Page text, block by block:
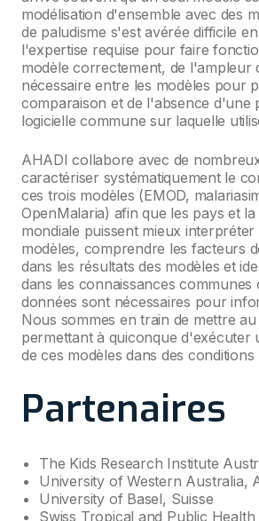
modélisation d'ensemble avec des
de paludisme s'est avérée difficile
l'expertise requise pour faire
modèle correctement, de l'ampleur
nécessaire entre les modèles pour
comparaison et de l'absence d'une
logicielle commune sur laquelle
AHADI collabore avec de
caractériser systématiquement le
ces trois modèles (EMOD,
OpenMalaria) afin que les pays et
mondiale puissent mieux interpréter
modèles, comprendre les facteurs
dans les résultats des modèles et
dans les connaissances communes
données sont nécessaires pour
Nous sommes en train de mettre
permettant à quiconque d'exécuter
de ces modèles dans des conditions
Partenaires
The Kids Research Institute
University of Western Australia,
University of Basel, Suisse
Swiss Tropical and Public Health